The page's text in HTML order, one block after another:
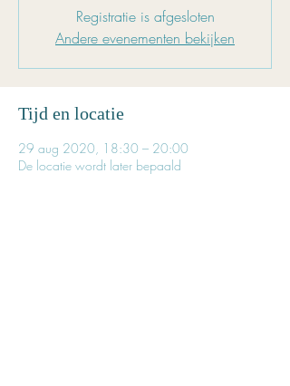
Registratie is afgesloten
Andere evenementen bekijken
Tijd en locatie
29 aug 2020, 18:30 – 20:00
De locatie wordt later bepaald